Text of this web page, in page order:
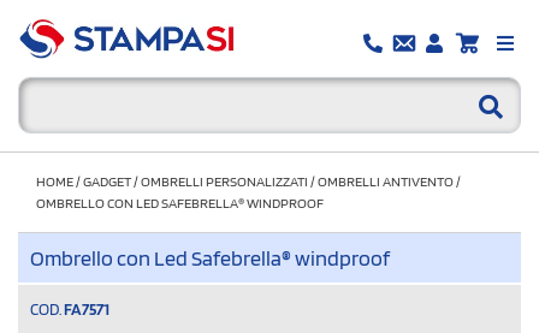
HOME/GADGET/OMBRELLI PERSONALIZZATI /OMBRELLI ANTIVENTO/
OMBRELLO CON LED SAFEBRELLA® WINDPROOF
Ombrello con Led Safebrella® windproof
COD. FA7571